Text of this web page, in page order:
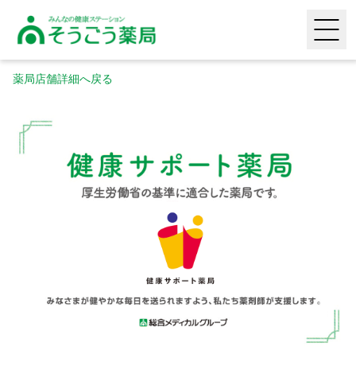
そうごう薬局｜全国の調剤薬局・在宅医療・健康サポ
HOME
薬局店舗検索
頼られる専門性
喜ばれる安心感
生活に寄り添う利便性
タヨリス（LINEミニアプリ）
薬局店舗詳細へ戻る